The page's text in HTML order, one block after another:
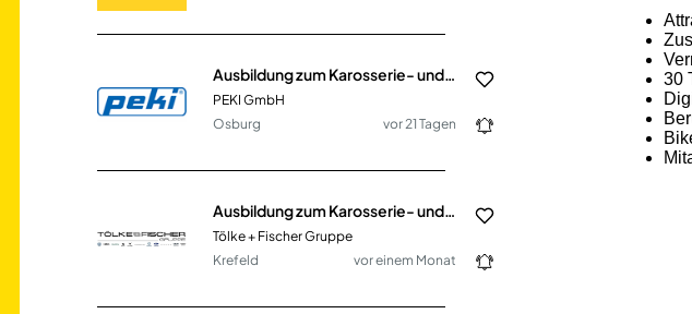
Ausbildung zum Karosserie- und Fahrzeugbaumechaniker (m/w/d) Fachrichtung Fahrzeugbautechnik
PEKI GmbH
Osburg
vor 21 Tagen
Ausbildung zum Karosserie- und Fahrzeugbaumechaniker 2026 (m/w/d)
Tölke + Fischer Gruppe
Krefeld
vor einem Monat